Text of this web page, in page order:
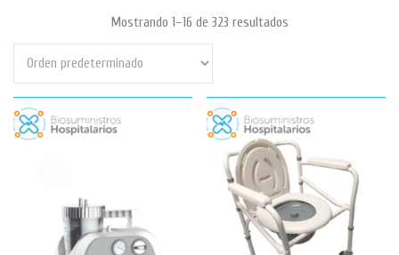
Mostrando 1–16 de 323 resultados